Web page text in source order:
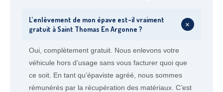
L’enlèvement de mon épave est-il vraiment
gratuit à Saint Thomas En Argonne ?
+
Oui, complètement gratuit. Nous enlevons votre
véhicule hors d’usage sans vous facturer quoi que
ce soit. En tant qu’épaviste agréé, nous sommes
rémunérés par la récupération des matériaux. C’est